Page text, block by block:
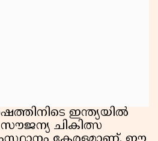
ഇന്ത്യയിൽ
ചികിത്സ